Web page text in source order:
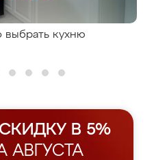
выбрать кухню
В 5%
АВГУСТА